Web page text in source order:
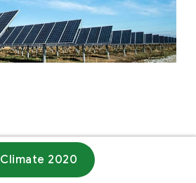
Climate 2020